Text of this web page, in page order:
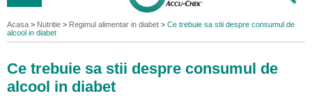
Acasa > Nutritie > Regimul alimentar in diabet > Ce trebuie sa stii despre consumul de
alcool in diabet
Ce trebuie sa stii despre consumul de
alcool in diabet